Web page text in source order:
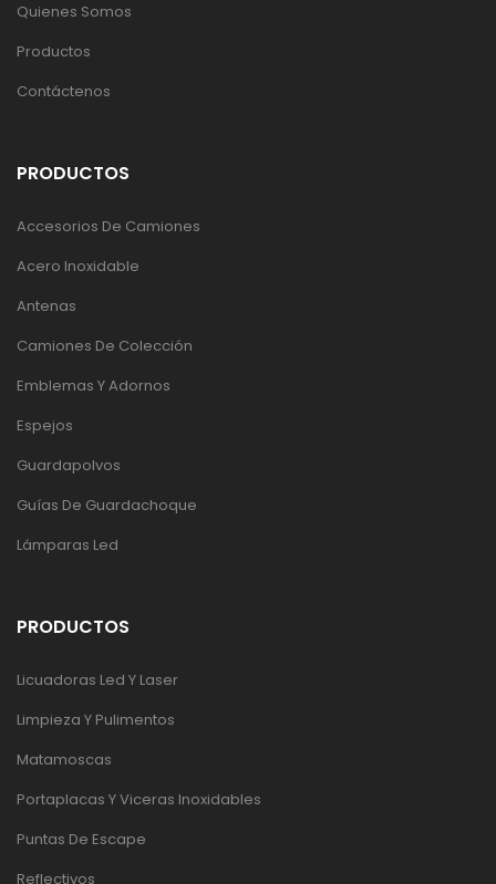
Quienes Somos
Productos
Contáctenos
PRODUCTOS
Accesorios De Camiones
Acero Inoxidable
Antenas
Camiones De Colección
Emblemas Y Adornos
Espejos
Guardapolvos
Guías De Guardachoque
Lámparas Led
PRODUCTOS
Licuadoras Led Y Laser
Limpieza Y Pulimentos
Matamoscas
Portaplacas Y Viceras Inoxidables
Puntas De Escape
Reflectivos